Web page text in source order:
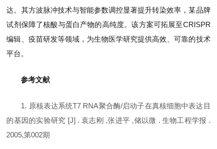
达。其方波脉冲技术与智能参数调控显著提升转染效率，某品牌
试剂保障了核酸与蛋白产物的高纯度。该方案可拓展至CRISPR
编辑、疫苗研发等领域，为生物医学研究提供高效、可靠的技术
平台。
参考文献
1. 原核表达系统T7 RNA聚合酶/启动子在真核细胞中表达目
的基因的实验研究 [J] . 袁志刚 ,张进平 ,储以微 . 生物工程学报 .
2005,第002期